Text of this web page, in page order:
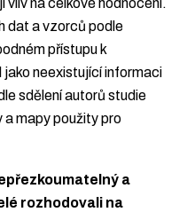
dat a vzorců podle
přístupu k
neexistující informaci
sdělení autorů studie
a mapy použity pro
a
rozhodovali na